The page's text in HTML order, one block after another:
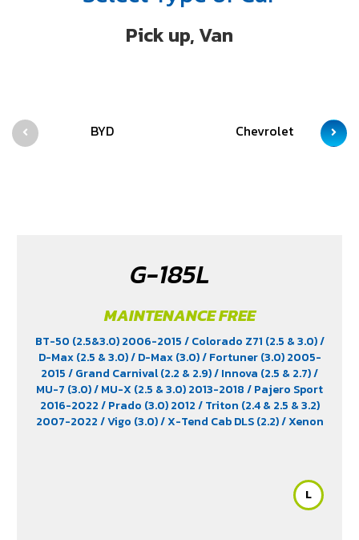
Pick up, Van
BYD Chevrolet
G-185L
MAINTENANCE FREE
BT-50 (2.5&3.0) 2006-2015/ Colorado Z71 (2.5 & 3.0)/
D-Max (2.5 & 3.0)/ D-Max (3.0)/ Fortuner (3.0) 2005-
2015/ Grand Carnival (2.2 & 2.9)/ Innova (2.5 & 2.7)/
MU-7 (3.0)/ MU-X (2.5 & 3.0) 2013-2018/ Pajero Sport
2016-2022/ Prado (3.0) 2012/ Triton (2.4 & 2.5 & 3.2)
2007-2022/ Vigo (3.0)/ X-Tend Cab DLS (2.2)/ Xenon
L